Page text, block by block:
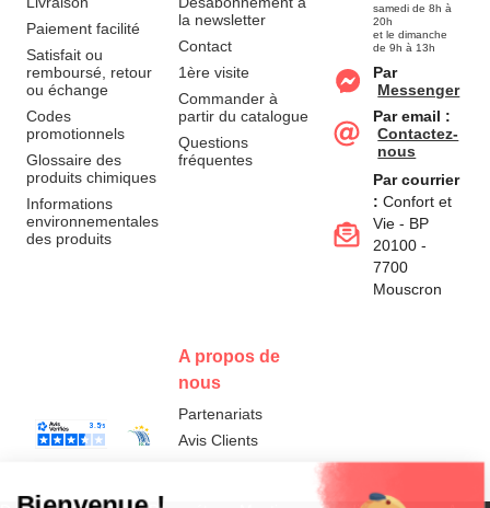
Paiement facilité
Satisfait ou
remboursé, retour
ou échange
Codes
promotionnels
Glossaire des
produits chimiques
Informations
environnementales
des produits
la newsletter
Contact
1ère visite
Commander à
partir du catalogue
Questions
fréquentes
A propos de
nous
Partenariats
Avis Clients
samedi de 8h à
20h
et le dimanche
de 9h à 13h
Par
Messenger
Par email :
Contactez-
nous
Par courrier
: Confort et
Vie - BP
20100 -
7700
Mouscron